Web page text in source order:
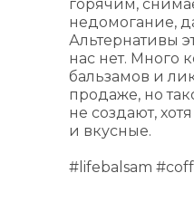
горячим,
недомогание,
Альтернативы
нас нет. Много
бальзамов и
продаже, но
не создают,
и вкусные.
#lifebalsam